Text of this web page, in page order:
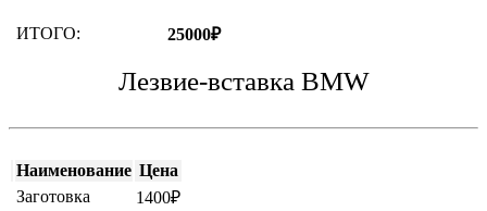
ИТОГО: 25000₽
Лезвие-вставка BMW
Наименование Цена
Заготовка
1400₽